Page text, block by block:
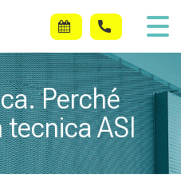
Perché
ASI